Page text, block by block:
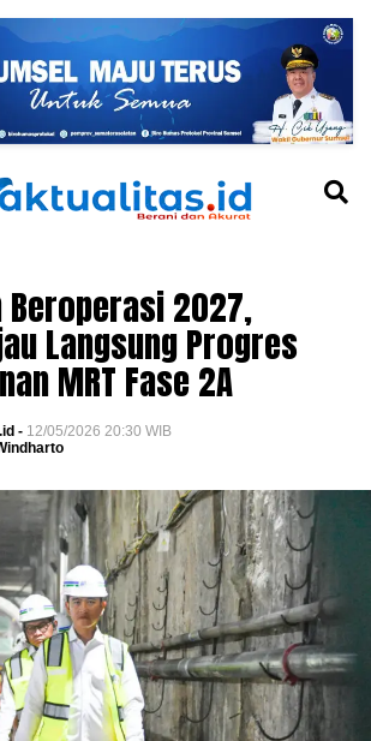
2027,
Langsung Progres
MRT Fase 2A
- 12/05/2026 20:30 WIB